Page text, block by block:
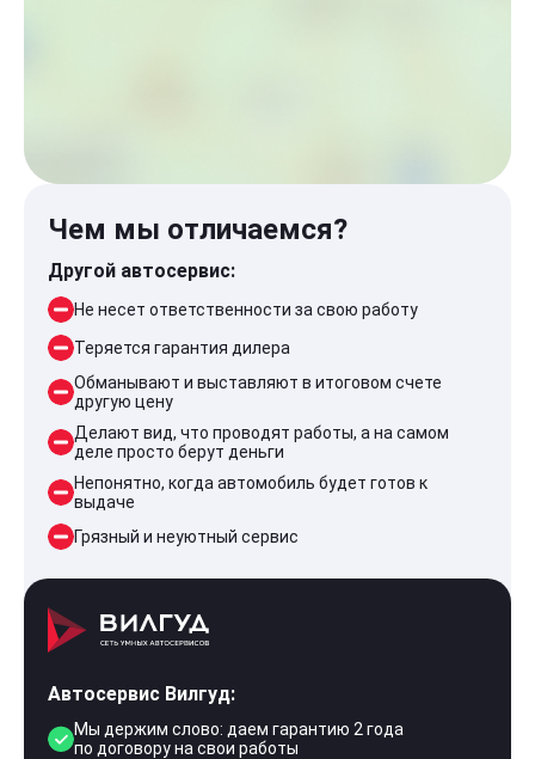
Чем мы отличаемся?
Другой автосервис:
Не несет ответственности за свою работу
Теряется гарантия дилера
Обманывают и выставляют в итоговом счете
другую цену
Делают вид, что проводят работы, а на самом
деле просто берут деньги
Непонятно, когда автомобиль будет готов к
выдаче
Грязный и неуютный сервис
Автосервис Вилгуд:
Мы держим слово: даем гарантию 2 года
по договору на свои работы